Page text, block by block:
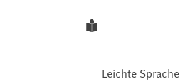
Leichte Sprache